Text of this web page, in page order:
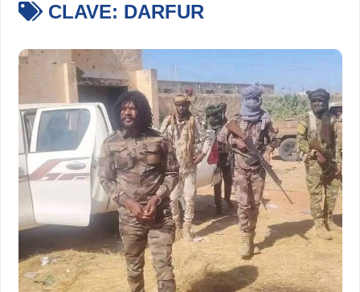
CLAVE: DARFUR